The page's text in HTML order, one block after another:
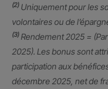
(2) Uniquement pour les
volontaires ou de
(3) Rendement 2025 =
2025). Les bonus sont
participation aux
décembre 2025, net de